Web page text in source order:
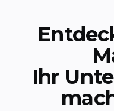
Ihr